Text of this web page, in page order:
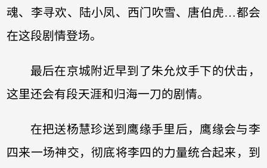
魂、李寻欢、陆小凤、西门吹雪、唐伯虎…都会
在这段剧情登场。
最后在京城附近早到了朱允炆手下的伏击，
这里还会有段天涯和归海一刀的剧情。
在把送杨慧珍送到鹰缘手里后，鹰缘会与李
四来一场神交，彻底将李四的力量统合起来，到